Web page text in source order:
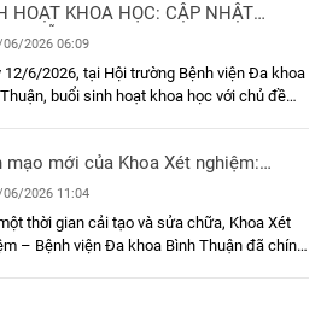
chương trình và các thông tin quan trọng
nghị. Kính mời Quý đồng nghiệp theo dõi
HOẠT KHOA HỌC: CẬP NHẬT
DẪN QUẢN LÝ SỚM ĐỘT QUỴ
MÁU NÃO CẤP THEO AHA/ASA
2026 06:09
12/6/2026, tại Hội trường Bệnh viện Đa khoa
buổi sinh hoạt khoa học với chủ đề
kết hợp hình thức trực tiếp và trực tuyến qua
Zoom, thu hút sự tham dự của gần 50
mạo mới của Khoa Xét nghiệm:
bệnh bớt chờ, kết quả thêm chuẩn
06/2026 11:04
thời gian cải tạo và sửa chữa, Khoa Xét
– Bệnh viện Đa khoa Bình Thuận đã chính